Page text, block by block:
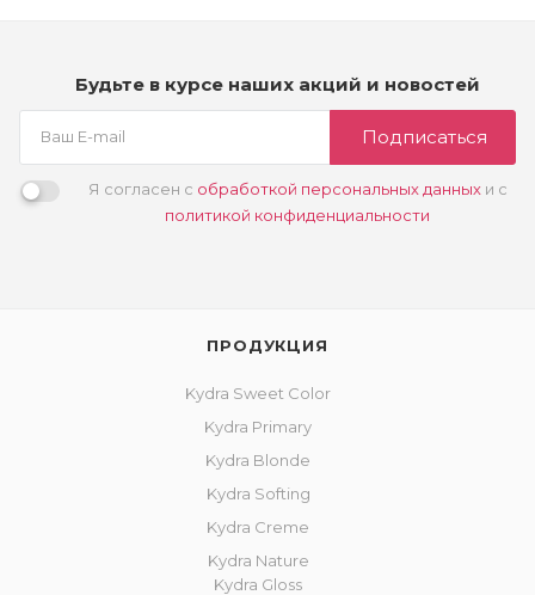
Будьте в курсе наших акций и новостей
Подписаться
Я согласен с обработкой персональных данныхи с
политикой конфиденциальности
ПРОДУКЦИЯ
Kydra Sweet Color
Kydra Primary
Kydra Blonde
Kydra Softing
Kydra Creme
Kydra Nature
Kydra Gloss